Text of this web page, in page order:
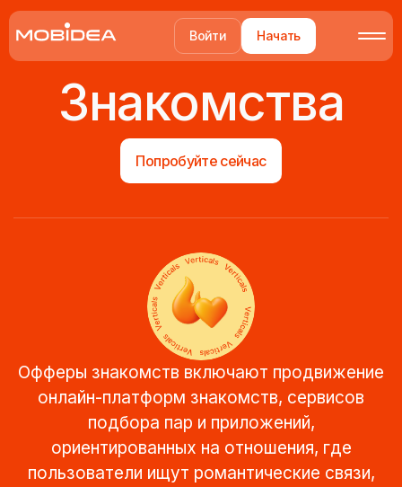
Войти Начать
Знакомства
Попробуйте сейчас
Офферы знакомств включают продвижение
онлайн-платформ знакомств, сервисов
подбора пар и приложений,
ориентированных на отношения, где
пользователи ищут романтические связи,